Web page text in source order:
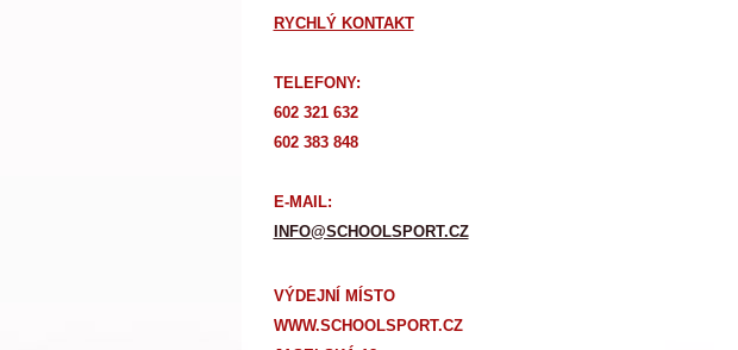
RYCHLÝ KONTAKT
TELEFONY:
602 321 632
602 383 848
E-MAIL:
INFO@SCHOOLSPORT.CZ
VÝDEJNÍ MÍSTO
WWW.SCHOOLSPORT.CZ